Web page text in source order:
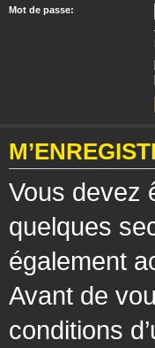
Mot de passe:
Vous devez
quelques
également
Avant de
conditions